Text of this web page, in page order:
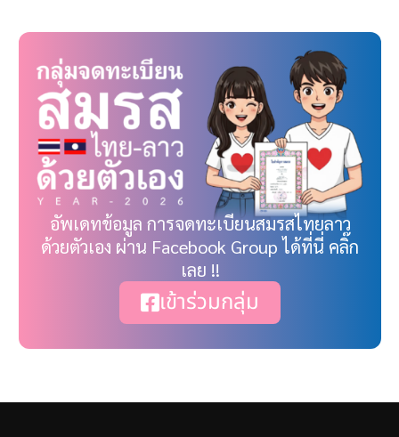
อัพเดทข้อมูล การจดทะเบียนสมรสไทยลาว
ด้วยตัวเอง ผ่าน Facebook Group ได้ที่นี่ คลิ๊ก
เลย !!
เข้าร่วมกลุ่ม